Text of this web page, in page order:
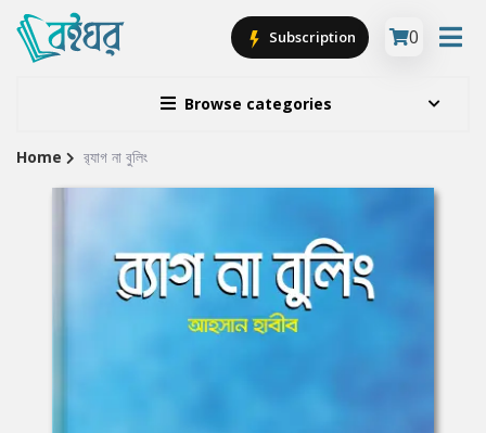
Browse categories
Subscription 0
Site
Home র‍্যাগ না বুলিং